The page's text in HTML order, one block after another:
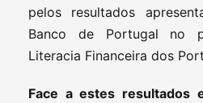
pelos resultados
Banco de Portugal no
Literacia Financeira dos
Face a estes resultados